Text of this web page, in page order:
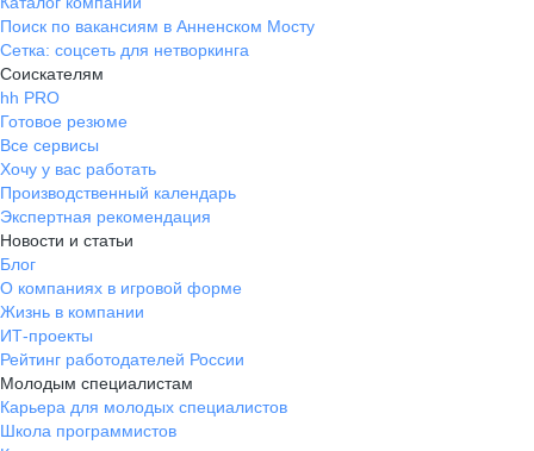
Поиск по вакансиям в Анненском Мосту
Сетка: соцсеть для нетворкинга
Соискателям
hh PRO
Готовое резюме
Все сервисы
Хочу у вас работать
Производственный календарь
Экспертная рекомендация
Новости и статьи
Блог
О компаниях в игровой форме
Жизнь в компании
ИТ-проекты
Рейтинг работодателей России
Молодым специалистам
Карьера для молодых специалистов
Школа программистов